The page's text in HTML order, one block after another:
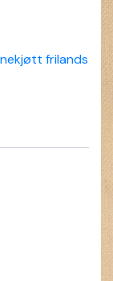
frilands